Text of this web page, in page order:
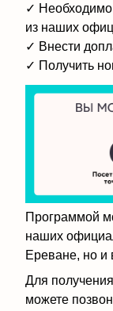
✓ Необходимо
из наших
✓ Внести
✓ Получить
Программой
наших
Ереване, но и
Для
можете